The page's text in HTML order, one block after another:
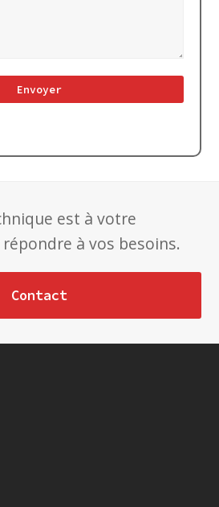
est à votre
à vos besoins.
Contact